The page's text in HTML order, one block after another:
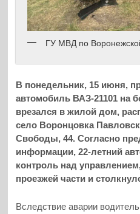
ГУ МВД по
В понедельник, 15 июня,
автомобиль ВАЗ-21101 на
врезался в жилой дом,
село Воронцовка
Свободы, 44. Согласно
информации, 22-летний
контроль над
проезжей части и
Вследствие аварии